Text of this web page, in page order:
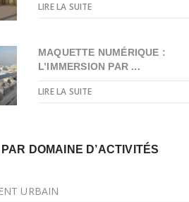
LIRE LA SUITE
MAQUETTE NUMÉRIQUE :
L’IMMERSION PAR ...
LIRE LA SUITE
DOMAINE D’ACTIVITÉS
URBAIN